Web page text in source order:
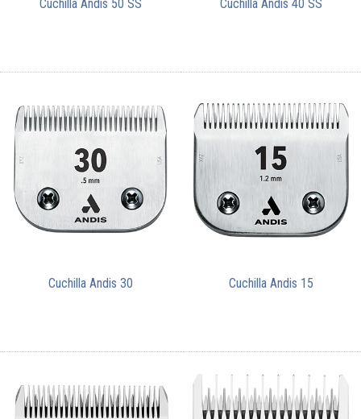
Cuchilla Andis 50 SS Cuchilla Andis 40 SS
Cuchilla Andis 30 Cuchilla Andis 15